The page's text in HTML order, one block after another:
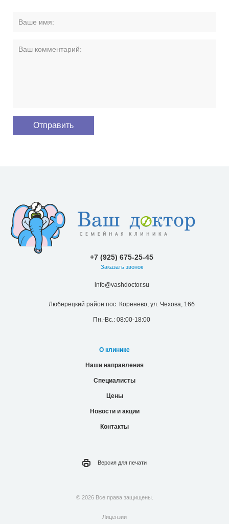
+7 (925) 675-25-45
Заказать звонок
info@vashdoctor.su
Люберецкий район пос. Коренево, ул. Чехова, 16б
Пн.-Вс.: 08:00-18:00
О клинике
Наши направления
Специалисты
Цены
Новости и акции
Контакты
Версия для печати
© 2026 Все права защищены.
Лицензии